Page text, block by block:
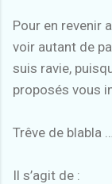
Pour en revenir
voir autant de
suis ravie,
proposés vous
Trêve de blabla
Il s’agit de :